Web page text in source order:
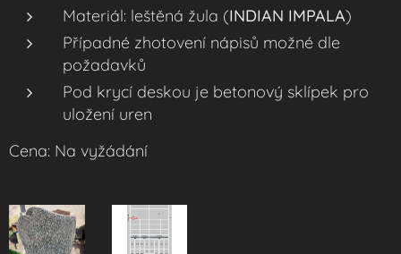
Materiál: leštěná žula (INDIAN IMPALA)
Případné zhotovení nápisů možné dle
požadavků
Pod krycí deskou je betonový sklípek pro
uložení uren
Cena: Na vyžádání